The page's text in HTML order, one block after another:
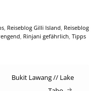
Reiseblog Gilli Island Reiseblog
Rinjani gefährlich Tipps
Bukit Lawang // Lake